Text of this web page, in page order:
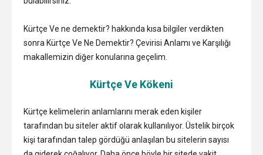
Kürtçe Ve ne demektir? hakkında kısa bilgiler verdikten
sonra Kürtçe Ve Ne Demektir? Çevirisi Anlamı ve Karşılığı
makallemizin diğer konularına geçelim.
Kürtçe Ve Kökeni
Kürtçe kelimelerin anlamlarını merak eden kişiler
tarafından bu siteler aktif olarak kullanılıyor. Üstelik birçok
kişi tarafından talep gördüğü anlaşılan bu sitelerin sayısı